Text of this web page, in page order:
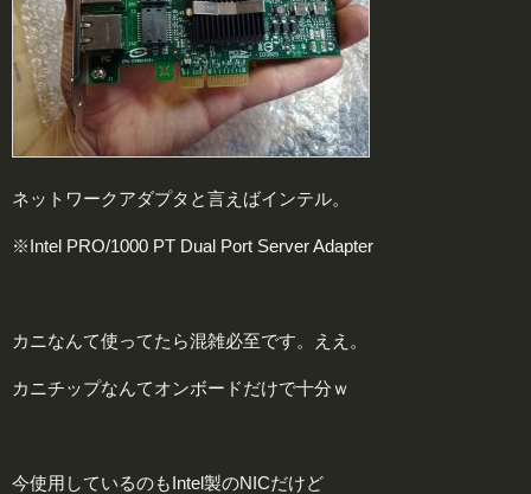
ネットワークアダプタと言えばインテル。
※Intel PRO/1000 PT Dual Port Server Adapter
カニなんて使ってたら混雑必至です。ええ。
カニチップなんてオンボードだけで十分ｗ
今使用しているのもIntel製のNICだけど